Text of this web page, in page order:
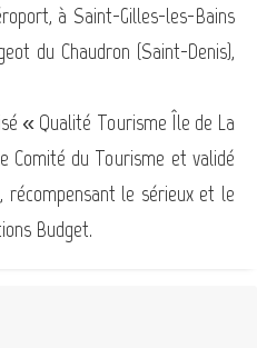
à Saint-Gilles-les-Bains
du Chaudron (Saint-Denis),
« Qualité Tourisme Île de La
Comité du Tourisme et validé
le sérieux et le
Budget.